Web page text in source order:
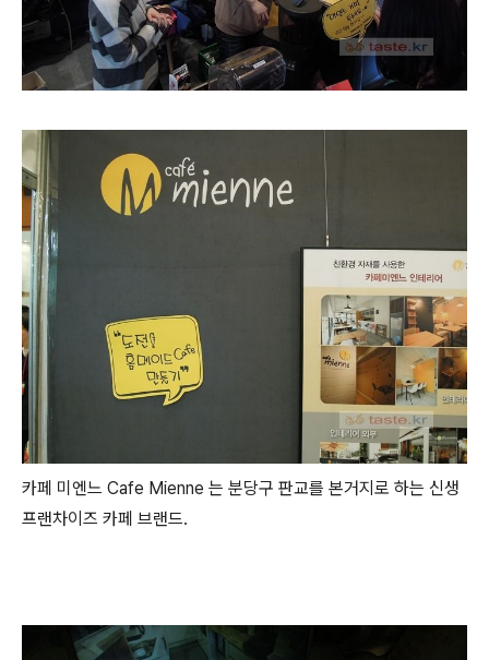
카페 미엔느 Cafe Mienne 는 분당구 판교를 본거지로 하는 신생
프랜차이즈 카페 브랜드.